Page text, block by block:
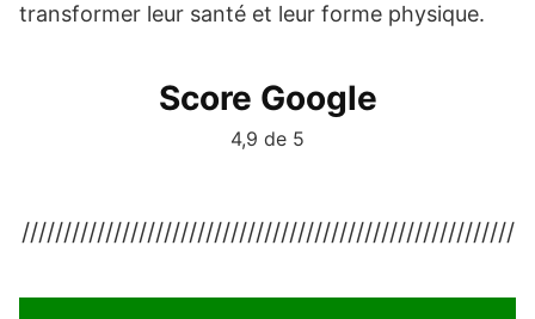
transformer leur santé et leur forme physique.
Score Google
4,9 de 5
///////////////////////////////////////////////////////////